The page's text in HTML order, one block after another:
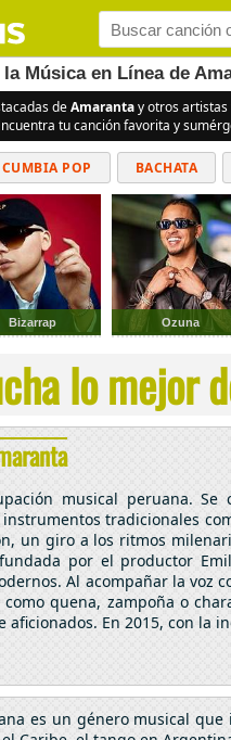
Música en Línea de
deAmarantay otros
tu canción favorita y
CUMBIA POP BACHATA
Bizarrap Ozuna
lo mejor
musical peruana.
tradicionales
un giro a los ritmos
por el productor
Al acompañar la voz
quena, zampoña o
aficionados. En 2015, con la
es un género musical